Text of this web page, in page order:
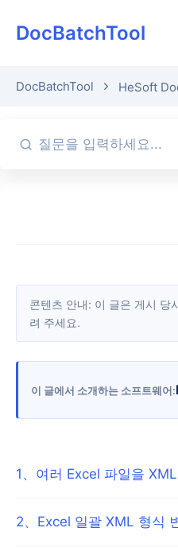
DocBatchTool
DocBatchTool HeSoft
콘텐츠 안내: 이 글은 게시 당시의 소프트웨어 버전을 기준으로 작성되었습니다. 화면과 기능은 업데이트에 따라 변경될 수 있으므로 현재 소프트웨어를 기준으로 확인해 주세요. 잘못된 내용을 발견하면 알
려 주세요.
이 글에서 소개하는 소프트웨어
1 、 여러 Excel 파일을
2、 Excel 일괄 XML 형식